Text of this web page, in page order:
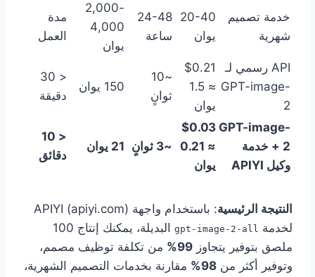
خدمة تصميم
شهرية
20-40
يوان
24-48
ساعة
2,000-
4,000
يوان
مدة
العمل
API رسمي لـ
GPT-image-
2
$0.21
≈ 1.5
يوان
~10
ثوانٍ
150 يوان
< 30
دقيقة
GPT-image-
2 + خدمة
وكيل APIYI
$0.03
≈ 0.21
يوان
~3 ثوانٍ 21 يوان
< 10
دقائق
النتيجة الرئيسية
: باستخدام واجهة APIYI (apiyi.com)
لخدمة gpt-image-2-all
البديلة، يمكنك إنتاج 100
ملصق بتوفير يتجاوز 99%
من تكلفة توظيف مصمم،
وتوفير أكثر من 98%
مقارنة بخدمات التصميم الشهرية،